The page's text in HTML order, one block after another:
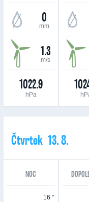
0
mm
1.3
m/s
1022.9
hPa
Čtvrtek 13. 8.
NOC
16 °